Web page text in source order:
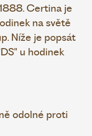
Certina je
na světě
Níže je popsát
u hodinek
odolné proti